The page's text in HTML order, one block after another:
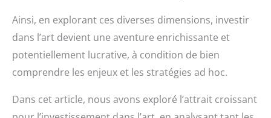
Ainsi, en explorant ces diverses dimensions, investir
dans l’art devient une aventure enrichissante et
potentiellement lucrative, à condition de bien
comprendre les enjeux et les stratégies ad hoc.
Dans cet article, nous avons exploré l’attrait croissant